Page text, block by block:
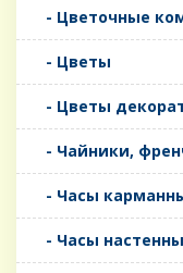
- Цветочные
- Цветы
- Цветы
- Чайники,
- Часы
- Часы